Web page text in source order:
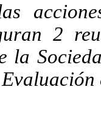
2
la